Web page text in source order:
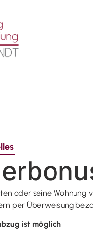
oder seine Wohnung
per Überweisung
ist möglich